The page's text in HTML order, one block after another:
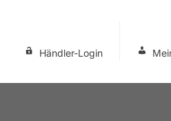
Händler-Login